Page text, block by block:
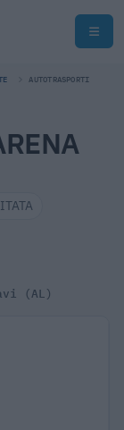
AUTOTRASPORTI
(AL)